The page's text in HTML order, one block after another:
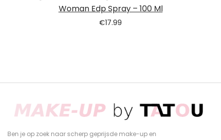
Woman Edp Spray – 100 Ml
€17.99
Ben je op zoek naar scherp geprijsde make-up en